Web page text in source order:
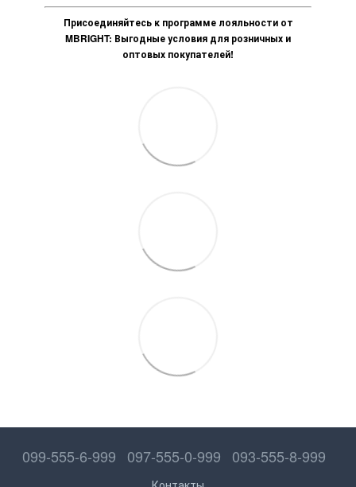
Присоединяйтесь к программе лояльности от
MBRIGHT: Выгодные условия для розничных и
оптовых покупателей!
099-555-6-999 097-555-0-999 093-555-8-999